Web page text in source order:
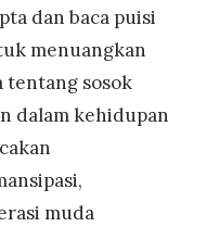
dan baca puisi
menuangkan
tentang sosok
dalam kehidupan
muda